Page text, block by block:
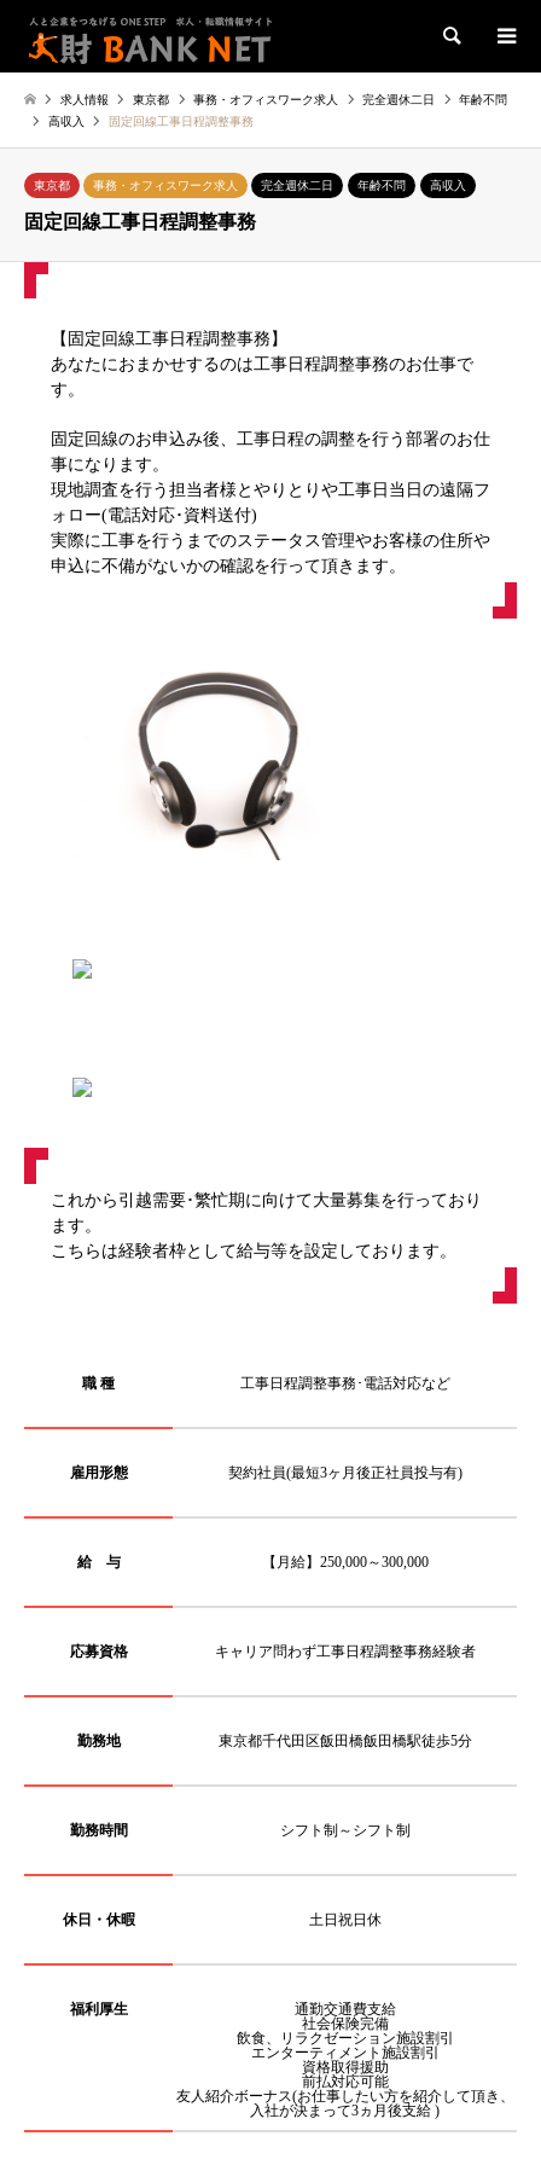
検索
求人情報 東京都 事務・オフィスワーク求人 完全週休二日
年齢不問
高収入
固定回線工事日程調整事務
東京都 事務・オフィスワーク求人 完全週休二日 年齢不問 高収入
固定回線工事日程調整事務
【固定回線工事日程調整事務】
あなたにおまかせするのは工事日程調整事務のお仕事で
す。
固定回線のお申込み後、工事日程の調整を行う部署のお仕
事になります。
現地調査を行う担当者様とやりとりや工事日当日の遠隔フ
ォロー(電話対応･資料送付)
実際に工事を行うまでのステータス管理やお客様の住所や
申込に不備がないかの確認を行って頂きます。
これから引越需要･繁忙期に向けて大量募集を行っており
ます。
こちらは経験者枠として給与等を設定しております。
職 種 工事日程調整事務･電話対応など
雇用形態 契約社員(最短3ヶ月後正社員投与有)
給 与 【月給】250,000～300,000
応募資格 キャリア問わず工事日程調整事務経験者
勤務地 東京都千代田区飯田橋飯田橋駅徒歩5分
勤務時間 シフト制～シフト制
休日・休暇 土日祝日休
福利厚生
通勤交通費支給
社会保険完備
飲食、リラクゼーション施設割引
エンターティメント施設割引
資格取得援助
前払対応可能
友人紹介ボーナス(お仕事したい方を紹介して頂き、
入社が決まって3ヵ月後支給 )